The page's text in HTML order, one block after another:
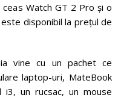
Watch GT 2 Pro și o
disponibil la prețul de
vine cu un pachet ce
laptop-uri, MateBook
un rucsac, un mouse